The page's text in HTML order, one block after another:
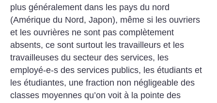
plus généralement dans les pays du nord
(Amérique du Nord, Japon), même si les ouvriers
et les ouvrières ne sont pas complètement
absents, ce sont surtout les travailleurs et les
travailleuses du secteur des services, les
employé-e-s des services publics, les étudiants et
les étudiantes, une fraction non négligeable des
classes moyennes qu’on voit à la pointe des